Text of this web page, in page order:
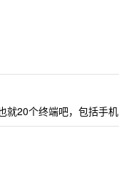
就20个终端吧，包括手机